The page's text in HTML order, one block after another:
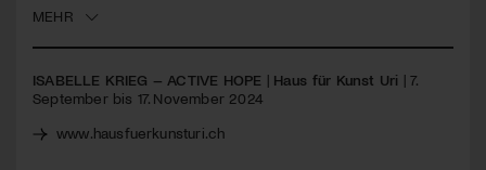
MEHR
ISABELLE KRIEG – ACTIVE HOPE | Haus für Kunst Uri | 7.
September bis 17. November 2024
www.hausfuerkunsturi.ch